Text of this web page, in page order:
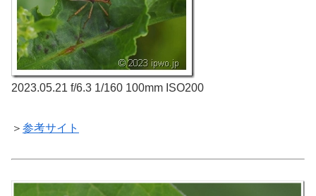
2023.05.21 f/6.3 1/160 100mm ISO200
＞ 参考サイト